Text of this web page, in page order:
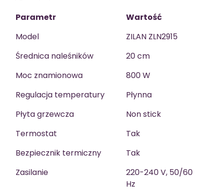
Parametr
Wartość
Model
ZILAN ZLN2915
Średnica naleśników
20 cm
Moc znamionowa
800 W
Regulacja temperatury
Płynna
Płyta grzewcza
Non stick
Termostat
Tak
Bezpiecznik termiczny
Tak
Zasilanie
220-240 V, 50/60
Hz